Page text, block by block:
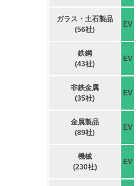
ガラス・土石製品
(56社)
EV
鉄鋼
(43社)
EV
非鉄金属
(35社)
EV
金属製品
(89社)
EV
機械
(230社)
EV